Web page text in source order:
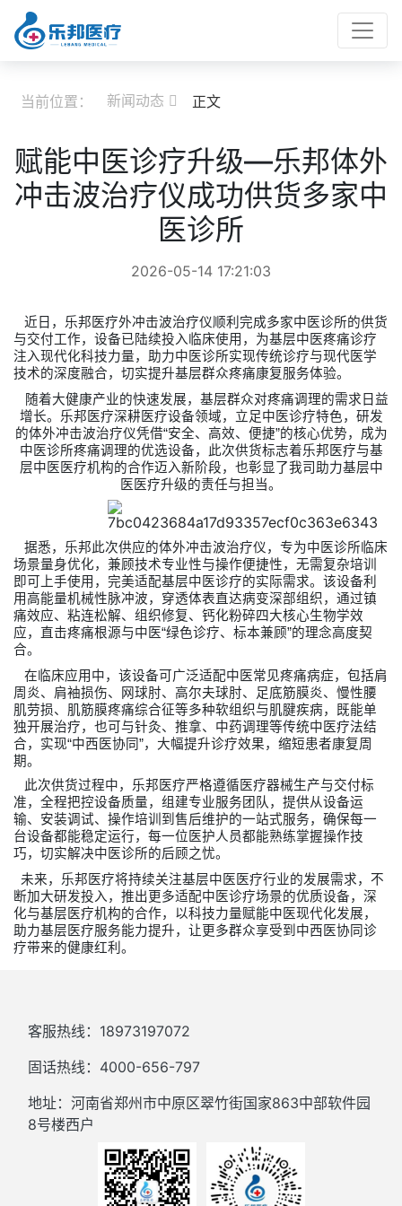
当前位置： 新闻动态  正文
赋能中医诊疗升级—乐邦体外
冲击波治疗仪成功供货多家中
医诊所
2026-05-14 17:21:03
近日， 乐邦医疗外冲击波治疗仪顺利完成多家中医诊所的供货
与交付工作，设备已陆续投入临床使用，为基层中医疼痛诊疗
注入现代化科技力量，助力中医诊所实现传统诊疗与现代医学
技术的深度融合，切实提升基层群众疼痛康复服务体验。
随着大健康产业的快速发展，基层群众对疼痛调理的需求日益
增长。 乐邦医疗深耕医疗设备领域，立足中医诊疗特色，研发
的体外冲击波治疗仪凭借“安全、高效、便捷”的核心优势，成为
中医诊所疼痛调理的优选设备，此次供货标志着乐邦医疗与基
层中医医疗机构的合作迈入新阶段，也彰显了我司助力基层中
医医疗升级的责任与担当。
据悉，乐邦此次供应的体外冲击波治疗仪，专为中医诊所临床
场景量身优化，兼顾技术专业性与操作便捷性，无需复杂培训
即可上手使用，完美适配基层中医诊疗的实际需求。该设备利
用高能量机械性脉冲波，穿透体表直达病变深部组织，通过镇
痛效应、粘连松解、组织修复、钙化粉碎四大核心生物学效
应，直击疼痛根源与中医“绿色诊疗、标本兼顾”的理念高度契
合。
在临床应用中，该设备可广泛适配中医常见疼痛病症，包括肩
周炎、肩袖损伤、网球肘、高尔夫球肘、足底筋膜炎、慢性腰
肌劳损、肌筋膜疼痛综合征等多种软组织与肌腱疾病，既能单
独开展治疗，也可与针灸、推拿、中药调理等传统中医疗法结
合，实现“中西医协同 ”，大幅提升诊疗效果，缩短患者康复周
期。
此次供货过程中，乐邦医疗严格遵循医疗器械生产与交付标
准，全程把控设备质量，组建专业服务团队，提供从设备运
输、安装调试、操作培训到售后维护的一站式服务，确保每一
台设备都能稳定运行，每一位医护人员都能熟练掌握操作技
巧，切实解决中医诊所的后顾之忧。
未来， 乐邦医疗将持续关注基层中医医疗行业的发展需求，不
断加大研发投入，推出更多适配中医诊疗场景的优质设备，深
化与基层医疗机构的合作，以科技力量赋能中医现代化发展，
助力基层医疗服务能力提升，让更多群众享受到中西医协同诊
疗带来的健康红利。
客服热线：18973197072
固话热线：4000-656-797
地址：河南省郑州市中原区翠竹街国家863中部软件园
8号楼西户